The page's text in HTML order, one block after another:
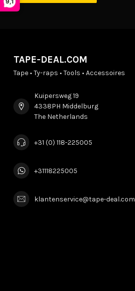
TAPE-DEAL.COM
Tape • Ty-raps • Tools • Accessoires
Kuipersweg 19
4338PH Middelburg
The Netherlands
+31 (0) 118-225005
+31118225005
klantenservice@tape-deal.com